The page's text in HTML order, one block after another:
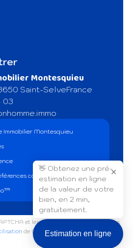
Montesquieu
Saint-SelveFrance
03
Immobilier Montesquieu
cookies
et les règles de
et les
de Google s'appliquent.
Estimation en ligne
👋 Obtenez une pré-
estimation en ligne
de la valeur de votre
bien, en 2 min,
gratuitement.
✕